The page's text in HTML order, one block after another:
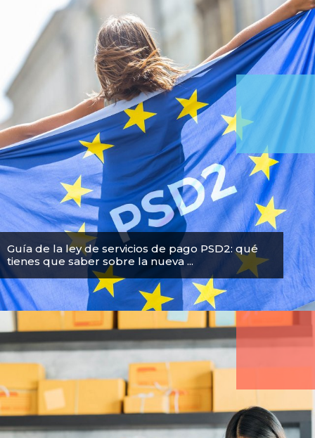
Guía de la ley de servicios de pago PSD2: qué
tienes que saber sobre la nueva ...